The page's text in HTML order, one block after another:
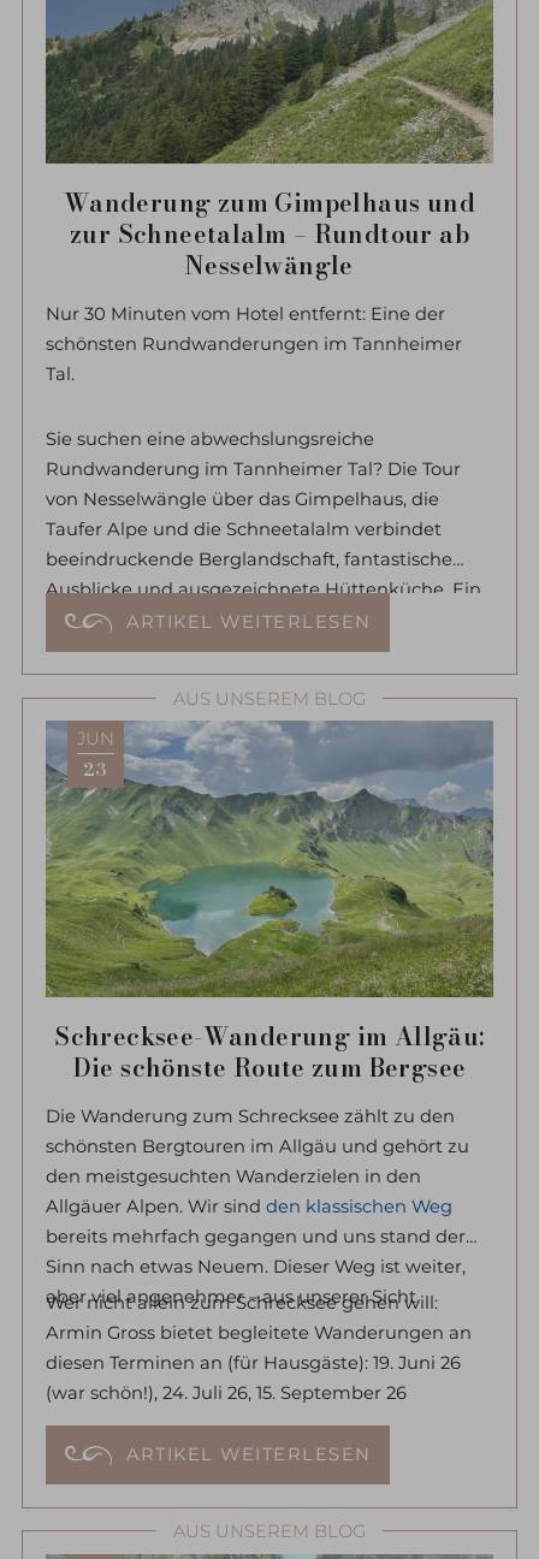
Wanderung zum Gimpelhaus und
zur Schneetalalm – Rundtour ab
Nesselwängle
Nur 30 Minuten vom Hotel entfernt: Eine der
schönsten Rundwanderungen im Tannheimer
Tal.
Sie suchen eine abwechslungsreiche
Rundwanderung im Tannheimer Tal? Die Tour
von Nesselwängle über das Gimpelhaus, die
Taufer Alpe und die Schneetalalm verbindet
beeindruckende Berglandschaft, fantastische
Ausblicke und ausgezeichnete Hüttenküche. Ein
perfekter Tagesausflug während Ihres
Wanderurlaubs im Allgäu.
ARTIKEL WEITERLESEN
AUS UNSEREM BLOG
JUN
23
Schrecksee-Wanderung im Allgäu:
Die schönste Route zum Bergsee
Die Wanderung zum Schrecksee zählt zu den
schönsten Bergtouren im Allgäu und gehört zu
den meistgesuchten Wanderzielen in den
Allgäuer Alpen. Wir sind den klassischen Weg
bereits mehrfach gegangen und uns stand der
Sinn nach etwas Neuem. Dieser Weg ist weiter,
aber viel angenehmer – aus unserer Sicht.
Wer nicht allein zum Schrecksee gehen will:
Armin Gross bietet begleitete Wanderungen an
diesen Terminen an (für Hausgäste): 19. Juni 26
(war schön!), 24. Juli 26, 15. September 26
ARTIKEL WEITERLESEN
AUS UNSEREM BLOG